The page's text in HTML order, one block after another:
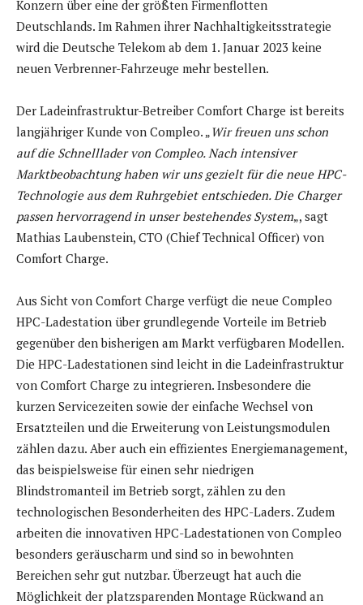
Konzern über eine der größten Firmenflotten
Deutschlands. Im Rahmen ihrer Nachhaltigkeitsstrategie
wird die Deutsche Telekom ab dem 1. Januar 2023 keine
neuen Verbrenner-Fahrzeuge mehr bestellen.
Der Ladeinfrastruktur-Betreiber Comfort Charge ist bereits
langjähriger Kunde von Compleo. „Wir freuen uns schon
auf die Schnelllader von Compleo. Nach intensiver
Marktbeobachtung haben wir uns gezielt für die neue HPC-
Technologie aus dem Ruhrgebiet entschieden. Die Charger
passen hervorragend in unser bestehendes System„, sagt
Mathias Laubenstein, CTO (Chief Technical Officer) von
Comfort Charge.
Aus Sicht von Comfort Charge verfügt die neue Compleo
HPC-Ladestation über grundlegende Vorteile im Betrieb
gegenüber den bisherigen am Markt verfügbaren Modellen.
Die HPC-Ladestationen sind leicht in die Ladeinfrastruktur
von Comfort Charge zu integrieren. Insbesondere die
kurzen Servicezeiten sowie der einfache Wechsel von
Ersatzteilen und die Erweiterung von Leistungsmodulen
zählen dazu. Aber auch ein effizientes Energiemanagement,
das beispielsweise für einen sehr niedrigen
Blindstromanteil im Betrieb sorgt, zählen zu den
technologischen Besonderheiten des HPC-Laders. Zudem
arbeiten die innovativen HPC-Ladestationen von Compleo
besonders geräuscharm und sind so in bewohnten
Bereichen sehr gut nutzbar. Überzeugt hat auch die
Möglichkeit der platzsparenden Montage Rückwand an